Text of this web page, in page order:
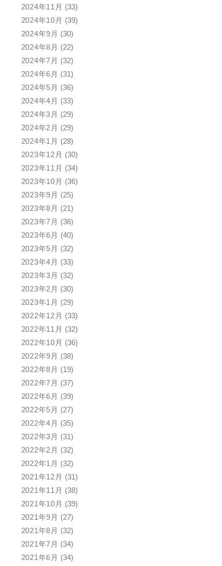
2024年11月 (33)
2024年10月 (39)
2024年9月 (30)
2024年8月 (22)
2024年7月 (32)
2024年6月 (31)
2024年5月 (36)
2024年4月 (33)
2024年3月 (29)
2024年2月 (29)
2024年1月 (28)
2023年12月 (30)
2023年11月 (34)
2023年10月 (36)
2023年9月 (25)
2023年8月 (21)
2023年7月 (36)
2023年6月 (40)
2023年5月 (32)
2023年4月 (33)
2023年3月 (32)
2023年2月 (30)
2023年1月 (29)
2022年12月 (33)
2022年11月 (32)
2022年10月 (36)
2022年9月 (38)
2022年8月 (19)
2022年7月 (37)
2022年6月 (39)
2022年5月 (27)
2022年4月 (35)
2022年3月 (31)
2022年2月 (32)
2022年1月 (32)
2021年12月 (31)
2021年11月 (38)
2021年10月 (39)
2021年9月 (27)
2021年8月 (32)
2021年7月 (34)
2021年6月 (34)